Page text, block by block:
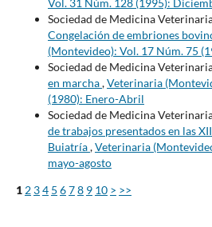
Vol. 31 Núm. 128 (1995):
Sociedad de Medicina
Congelación de embriones
(Montevideo): Vol. 17 Núm. 75
Sociedad de Medicina
en marcha,Veterinaria
(1980): Enero-Abril
Sociedad de Medicina
de trabajos presentados en las
Buiatría,Veterinaria
mayo-agosto
1 2 34 5 678 9 10 > >>